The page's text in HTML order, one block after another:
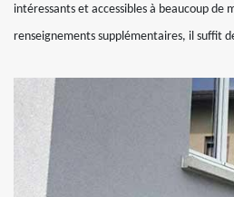
intéressants et accessibles à beaucoup de
renseignements supplémentaires, il suffit